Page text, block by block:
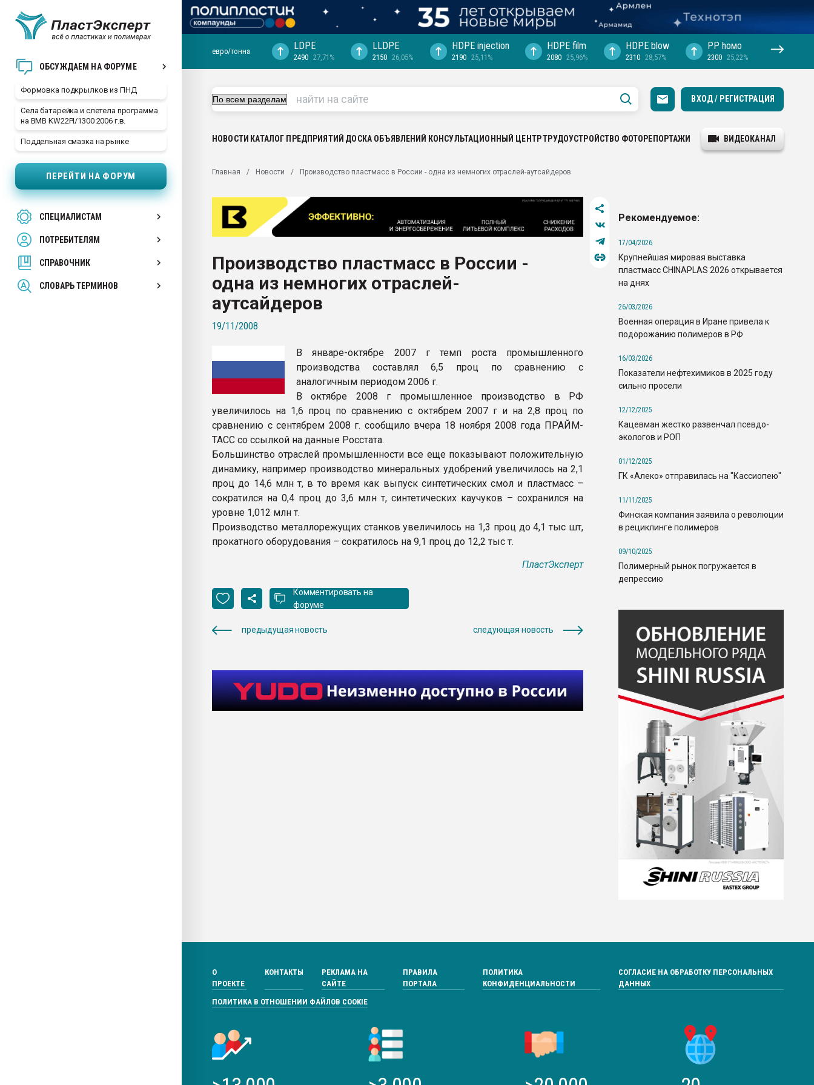
ОБСУЖДАЕМ НА ФОРУМЕ
Формовка подкрылков из ПНД
Села батарейка и слетела программа
на BMB KW22PI/1300 2006 г.в.
Поддельная смазка на рынке
ПЕРЕЙТИ НА ФОРУМ
СПЕЦИАЛИСТАМ
ПОТРЕБИТЕЛЯМ
СПРАВОЧНИК
СЛОВАРЬ ТЕРМИНОВ
29.07.2026 ФРП помог "Ижевскому
Вакуум-формовочные машины:
28.07.2026 Автоматизация выходит на
первый план в переработке
пластмасс
ситуацией на строительном рынке
Всё, что касается выдува ПЭТ
бутылок
ПЕРЕЙТИ НА ФОРУМ
евро/тонна LDPE
2490 27,71%
LLDPE
2150 26,05%
HDPE injection
2190 25,11%
HDPE film
2080 25,96%
HDPE blow
2310 28,57%
PP hомо
2300 25,22%
ВХОД / РЕГИСТРАЦИЯ
НОВОСТИ КАТАЛОГ ПРЕДПРИЯТИЙ ДОСКА ОБЪЯВЛЕНИЙ КОНСУЛЬТАЦИОННЫЙ ЦЕНТРТРУДОУСТРОЙСТВО ФОТОРЕПОРТАЖИ ВИДЕОКАНАЛ
Главная Новости Производство пластмасс в России - одна из немногих отраслей-аутсайдеров
Производство пластмасс в России -
одна из немногих отраслей-
аутсайдеров
19/11/2008
В январе-октябре 2007 г темп роста промышленного
производства составлял 6,5 проц по сравнению с
аналогичным периодом 2006 г.
В октябре 2008 г промышленное производство в РФ
увеличилось на 1,6 проц по сравнению с октябрем 2007 г и на 2,8 проц по
сравнению с сентябрем 2008 г. сообщило вчера 18 ноября 2008 года ПРАЙМ-
ТАСС со ссылкой на данные Росстата.
Большинство отраслей промышленности все еще показывают положительную
динамику, например производство минеральных удобрений увеличилось на 2,1
проц до 14,6 млн т, в то время как выпуск синтетических смол и пластмасс –
сократился на 0,4 проц до 3,6 млн т, синтетических каучуков – сохранился на
уровне 1,012 млн т.
Производство металлорежущих станков увеличилось на 1,3 проц до 4,1 тыс шт,
прокатного оборудования – сократилось на 9,1 проц до 12,2 тыс т.
ПластЭксперт
Комментировать на
форуме
предыдущая новость следующая новость
Рекомендуемое:
17/04/2026
Крупнейшая мировая выставка
пластмасс CHINAPLAS 2026 открывается
на днях
26/03/2026
Военная операция в Иране привела к
подорожанию полимеров в РФ
16/03/2026
Показатели нефтехимиков в 2025 году
сильно просели
12/12/2025
Кацевман жестко развенчал псевдо-
экологов и РОП
01/12/2025
ГК «Алеко» отправилась на "Кассиопею"
11/11/2025
Финская компания заявила о революции
в рециклинге полимеров
09/10/2025
Полимерный рынок погружается в
депрессию
О
ПРОЕКТЕ
КОНТАКТЫ
РЕКЛАМА НА
САЙТЕ
ПРАВИЛА
ПОРТАЛА
ПОЛИТИКА
КОНФИДЕНЦИАЛЬНОСТИ
СОГЛАСИЕ НА ОБРАБОТКУ ПЕРСОНАЛЬНЫХ
ДАННЫХ
ПОЛИТИКА В ОТНОШЕНИИ ФАЙЛОВ COOKIE